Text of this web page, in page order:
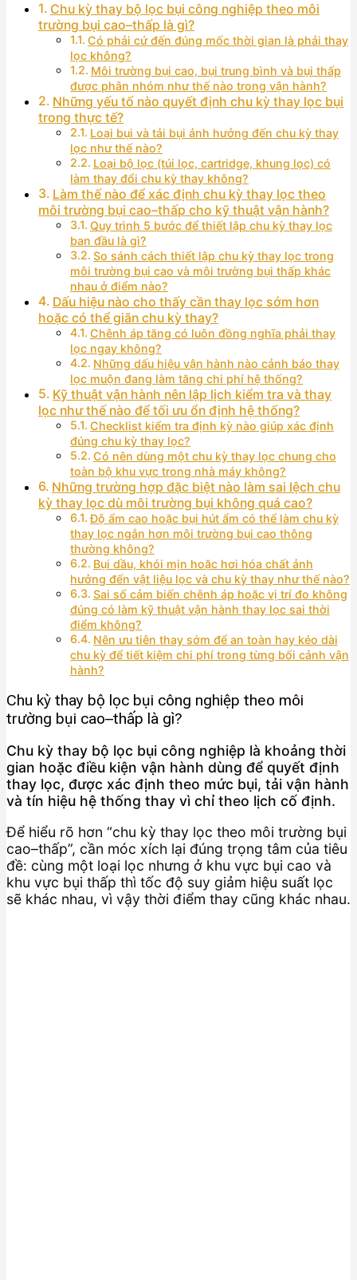
Chu kỳ thay bộ lọc bụi công nghiệp theo môi
trường bụi cao–thấp là gì?
Có phải cứ đến đúng mốc thời gian là phải thay
lọc không?
Môi trường bụi cao, bụi trung bình và bụi thấp
được phân nhóm như thế nào trong vận hành?
Những yếu tố nào quyết định chu kỳ thay lọc bụi
trong thực tế?
Loại bụi và tải bụi ảnh hưởng đến chu kỳ thay
lọc như thế nào?
Loại bộ lọc (túi lọc, cartridge, khung lọc) có
làm thay đổi chu kỳ thay không?
Làm thế nào để xác định chu kỳ thay lọc theo
môi trường bụi cao–thấp cho kỹ thuật vận hành?
Quy trình 5 bước để thiết lập chu kỳ thay lọc
ban đầu là gì?
So sánh cách thiết lập chu kỳ thay lọc trong
môi trường bụi cao và môi trường bụi thấp khác
nhau ở điểm nào?
Dấu hiệu nào cho thấy cần thay lọc sớm hơn
hoặc có thể giãn chu kỳ thay?
Chênh áp tăng có luôn đồng nghĩa phải thay
lọc ngay không?
Những dấu hiệu vận hành nào cảnh báo thay
lọc muộn đang làm tăng chi phí hệ thống?
Kỹ thuật vận hành nên lập lịch kiểm tra và thay
lọc như thế nào để tối ưu ổn định hệ thống?
Checklist kiểm tra định kỳ nào giúp xác định
đúng chu kỳ thay lọc?
Có nên dùng một chu kỳ thay lọc chung cho
toàn bộ khu vực trong nhà máy không?
Những trường hợp đặc biệt nào làm sai lệch chu
kỳ thay lọc dù môi trường bụi không quá cao?
Độ ẩm cao hoặc bụi hút ẩm có thể làm chu kỳ
thay lọc ngắn hơn môi trường bụi cao thông
thường không?
Bụi dầu, khói mịn hoặc hơi hóa chất ảnh
hưởng đến vật liệu lọc và chu kỳ thay như thế nào?
Sai số cảm biến chênh áp hoặc vị trí đo không
đúng có làm kỹ thuật vận hành thay lọc sai thời
điểm không?
Nên ưu tiên thay sớm để an toàn hay kéo dài
chu kỳ để tiết kiệm chi phí trong từng bối cảnh vận
hành?
Chu kỳ thay bộ lọc bụi công nghiệp theo môi
trường bụi cao–thấp là gì?
Chu kỳ thay bộ lọc bụi công nghiệp là khoảng thời
gian hoặc điều kiện vận hành dùng để quyết định
thay lọc, được xác định theo mức bụi, tải vận hành
và tín hiệu hệ thống thay vì chỉ theo lịch cố định.
Để hiểu rõ hơn “chu kỳ thay lọc theo môi trường bụi
cao–thấp”, cần móc xích lại đúng trọng tâm của tiêu
đề: cùng một loại lọc nhưng ở khu vực bụi cao và
khu vực bụi thấp thì tốc độ suy giảm hiệu suất lọc
sẽ khác nhau, vì vậy thời điểm thay cũng khác nhau.